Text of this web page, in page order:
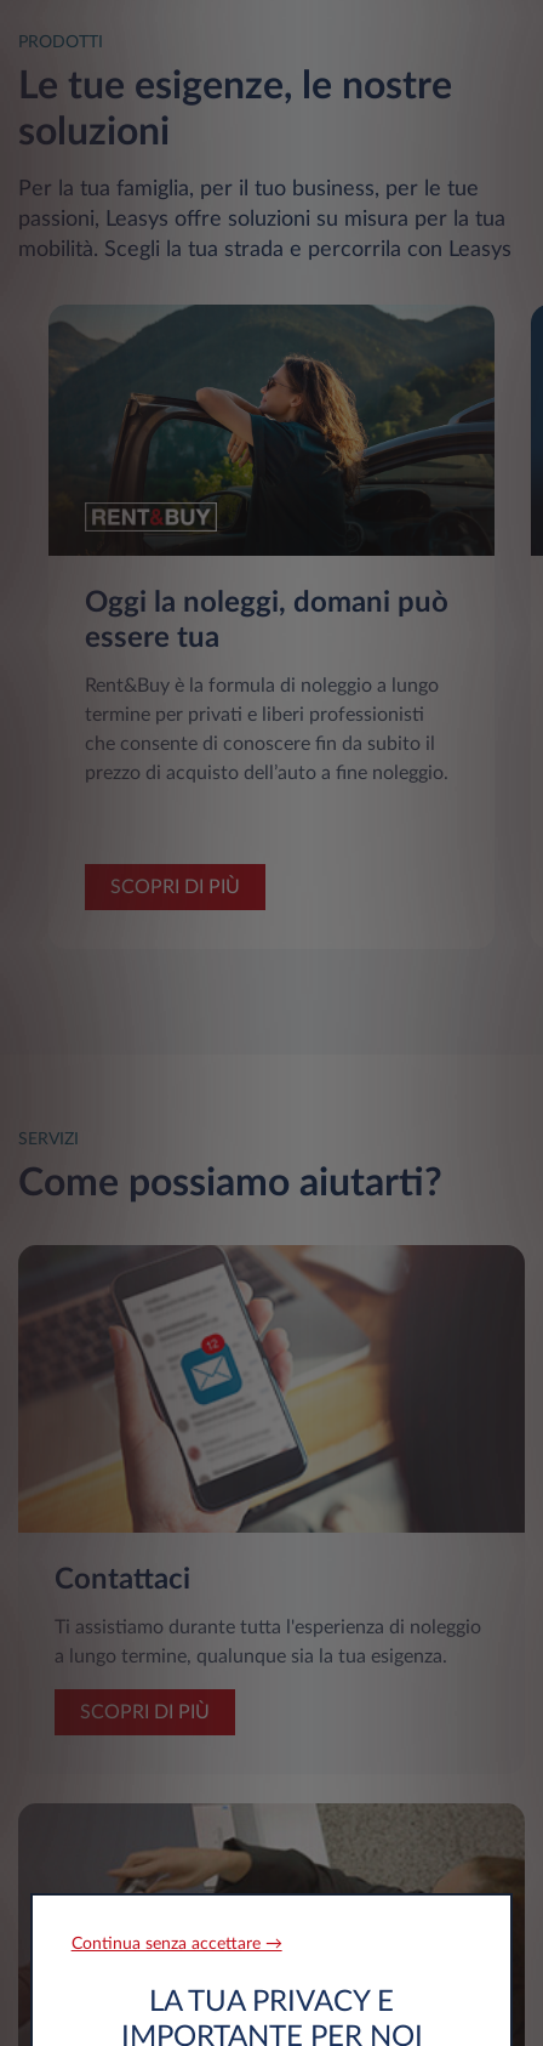
PRODOTTI
Le tue esigenze, le nostre
soluzioni
Per la tua famiglia, per il tuo business, per le tue
passioni, Leasys offre soluzioni su misura per la tua
mobilità. Scegli la tua strada e percorrila con Leasys
Oggi la noleggi, domani può
essere tua
Rent&Buy è la formula di noleggio a lungo
termine per privati e liberi professionisti
che consente di conoscere fin da subito il
prezzo di acquisto dell’auto a fine noleggio.
SCOPRI DI PIÙ
SERVIZI
Come possiamo aiutarti?
Contattaci
Ti assistiamo durante tutta l'esperienza di noleggio
a lungo termine, qualunque sia la tua esigenza.
SCOPRI DI PIÙ
Continua senza accettare →
LA TUA PRIVACY E
IMPORTANTE PER NOI